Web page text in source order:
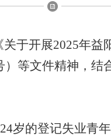
于开展2025年
等文件精神，
岁的登记失业青年